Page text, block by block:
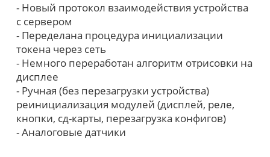
- Новый протокол взаимодействия устройства
с сервером
- Переделана процедура инициализации
токена через сеть
- Немного переработан алгоритм отрисовки на
дисплее
- Ручная (без перезагрузки устройства)
реинициализация модулей (дисплей, реле,
кнопки, сд-карты, перезагрузка конфигов)
- Аналоговые датчики